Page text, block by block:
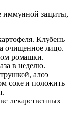
иммунной защиты,
Клубень
очищенное лицо.
ромашки.
в неделю.
алоэ.
соке и положить
лекарственных